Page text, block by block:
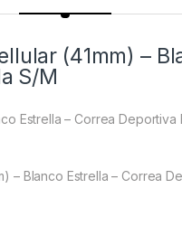
(41mm) –
S/M
Estrella – Correa Deportiva
– Blanco Estrella – Correa